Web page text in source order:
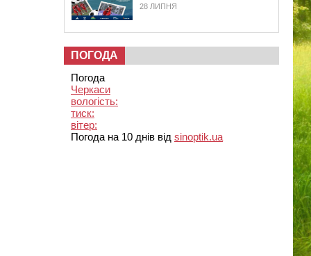
28 ЛИПНЯ
ПОГОДА
Погода
Черкаси
вологість:
тиск:
вітер:
Погода на 10 днів від sinoptik.ua